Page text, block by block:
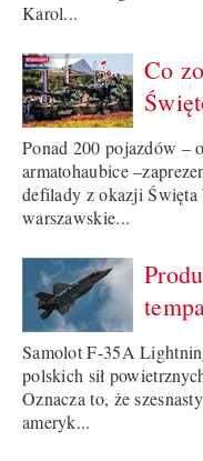
Karol...
Co
Ponad 200 pojazdów –
armatohaubice
defilady z okazji
warszawskie...
Samolot F-35A
polskich sił
Oznacza to, że
ameryk...